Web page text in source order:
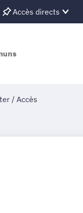
Accès directs
/ Accès